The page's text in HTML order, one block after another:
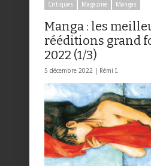
Critiques Magazine Mangas
Manga : les
rééditions grand
2022 (1/3)
5 décembre 2022 | Rémi I.